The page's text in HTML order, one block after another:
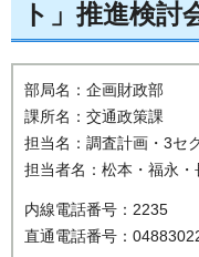
ト」推進検討
部局名：企画財政部
課所名：交通政策課
担当名：調査計画・3セ
担当者名：松本・福永・
内線電話番号：2235
直通電話番号：